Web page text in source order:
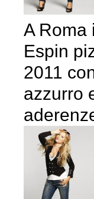
A Roma
Espin
2011
azzurro